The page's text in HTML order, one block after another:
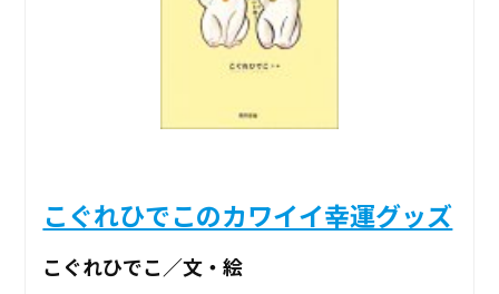
こぐれひでこのカワイイ幸運グッズ
こぐれひでこ／文・絵